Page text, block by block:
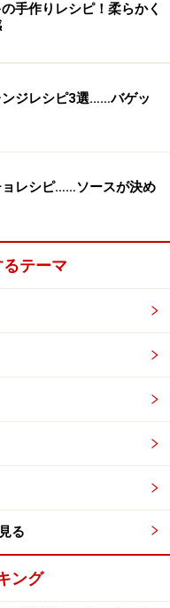
手作りレシピ！柔らかく
ジレシピ3選……バゲッ
ョレシピ……ソースが決め
テーマ
る
ング